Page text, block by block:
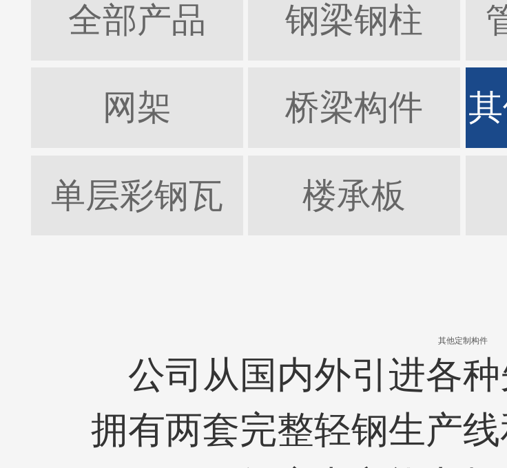
全部产品 钢梁钢柱
网架 桥梁构件
单层彩钢瓦 楼承板
其他定制构件
公司从国内外引进各种
拥有两套完整轻钢生产